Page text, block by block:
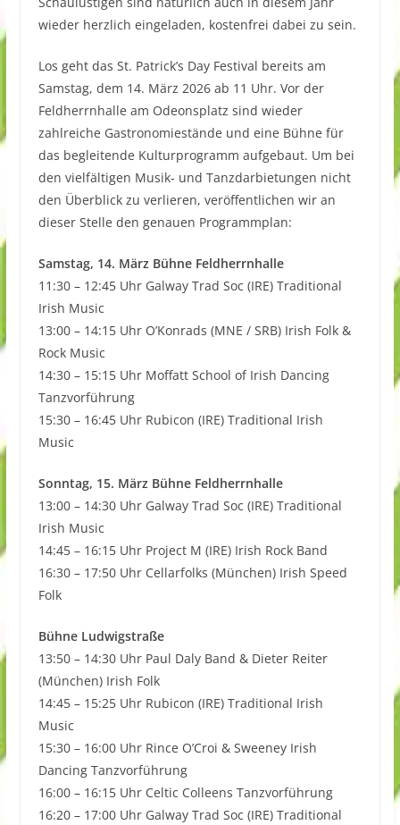
wieder herzlich eingeladen, kostenfrei dabei zu sein.
Los geht das St. Patrick’s Day Festival bereits am
Samstag, dem 14. März 2026 ab 11 Uhr. Vor der
Feldherrnhalle am Odeonsplatz sind wieder
zahlreiche Gastronomiestände und eine Bühne für
das begleitende Kulturprogramm aufgebaut. Um bei
den vielfältigen Musik- und Tanzdarbietungen nicht
den Überblick zu verlieren, veröffentlichen wir an
dieser Stelle den genauen Programmplan:
Samstag, 14. März Bühne Feldherrnhalle
11:30 – 12:45 Uhr Galway Trad Soc (IRE) Traditional
Irish Music
13:00 – 14:15 Uhr O’Konrads (MNE / SRB) Irish Folk &
Rock Music
14:30 – 15:15 Uhr Moffatt School of Irish Dancing
Tanzvorführung
15:30 – 16:45 Uhr Rubicon (IRE) Traditional Irish
Music
Sonntag, 15. März Bühne Feldherrnhalle
13:00 – 14:30 Uhr Galway Trad Soc (IRE) Traditional
Irish Music
14:45 – 16:15 Uhr Project M (IRE) Irish Rock Band
16:30 – 17:50 Uhr Cellarfolks (München) Irish Speed
Folk
Bühne Ludwigstraße
13:50 – 14:30 Uhr Paul Daly Band & Dieter Reiter
(München) Irish Folk
14:45 – 15:25 Uhr Rubicon (IRE) Traditional Irish
Music
15:30 – 16:00 Uhr Rince O’Croi & Sweeney Irish
Dancing Tanzvorführung
16:00 – 16:15 Uhr Celtic Colleens Tanzvorführung
16:20 – 17:00 Uhr Galway Trad Soc (IRE) Traditional